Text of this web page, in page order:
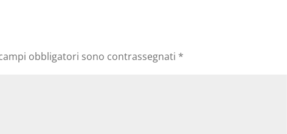
obbligatori sono contrassegnati *